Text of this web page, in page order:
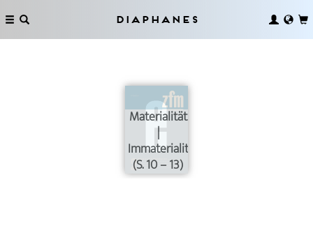
Diaphanes
Materialität
|
Immaterialität
(S. 10 – 13)